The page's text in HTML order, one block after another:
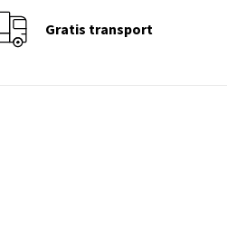
Gratis transport